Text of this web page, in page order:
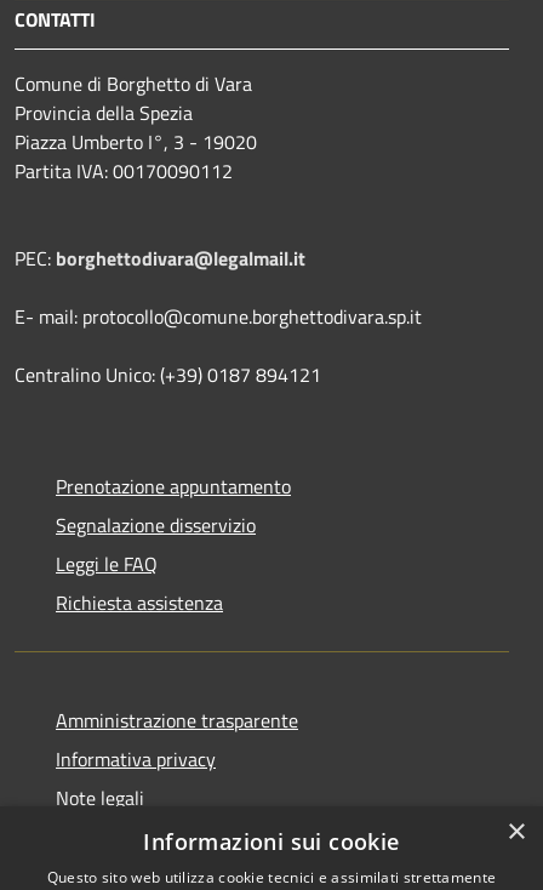
CONTATTI
Comune di Borghetto di Vara
Provincia della Spezia
Piazza Umberto I°, 3 - 19020
Partita IVA: 00170090112
PEC: borghettodivara@legalmail.it
E- mail: protocollo@comune.borghettodivara.sp.it
Centralino Unico: (+39) 0187 894121
Prenotazione appuntamento
Segnalazione disservizio
Leggi le FAQ
Richiesta assistenza
Amministrazione trasparente
Informativa privacy
Note legali
Dichiarazione di accessibilità
×
Informazioni sui cookie
Questo sito web utilizza cookie tecnici e assimilati strettamente